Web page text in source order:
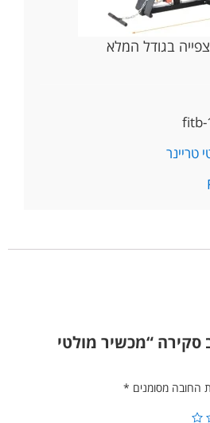
בגודל המלא
fitb-
טריינר
סקירה “מכשיר מולטי
החובה מסומנים *